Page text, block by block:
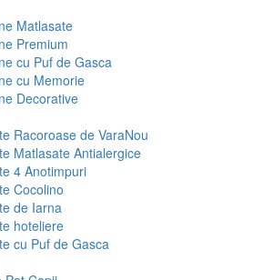
Matlasate
Premium
cu Puf de Gasca
cu Memorie
Decorative
Racoroase de VaraNou
Matlasate Antialergice
4 Anotimpuri
Cocolino
de Iarna
hoteliere
cu Puf de Gasca